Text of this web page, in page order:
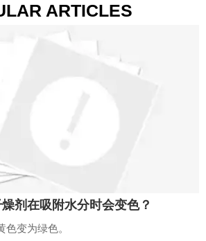
ARTICLES
剂在吸附水分时会变色？
变为绿色。